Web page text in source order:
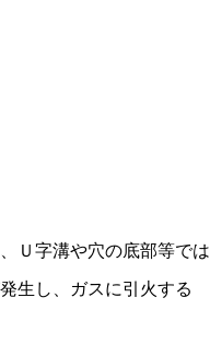
Ｕ字溝や穴の底部等では
生し、ガスに引火する